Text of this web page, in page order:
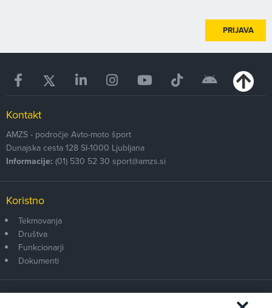
PRIJAVA
Kontakt
AMZS - področje Avto-moto šport
Dunajska cesta 128 SI-1000 Ljubljana
Informacije: (01) 530 52 30 sport@amzs.si
Koristno
Tekmovanja
Društva
Funkcionarji
Dokumenti